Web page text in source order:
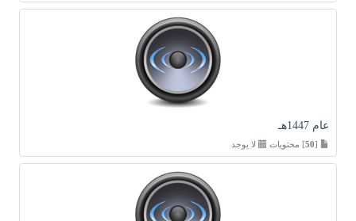
عام 1447هـ
[
50] محتويات لا يوجد